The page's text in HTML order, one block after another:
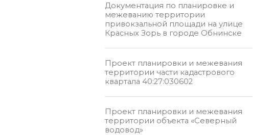
Документация по планировке и
межеванию территории
привокзальной площади на улице
Красных Зорь в городе Обнинске
Проект планировки и межевания
территории части кадастрового
квартала 40:27:030602
Проект планировки и межевания
территории объекта «Северный
водовод»